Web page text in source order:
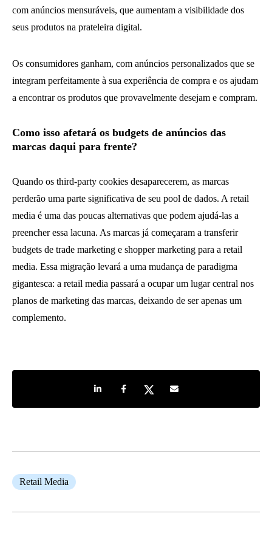
com anúncios mensuráveis, que aumentam a visibilidade dos
seus produtos na prateleira digital.
Os consumidores ganham, com anúncios personalizados que se
integram perfeitamente à sua experiência de compra e os ajudam
a encontrar os produtos que provavelmente desejam e compram.
Como isso afetará os budgets de anúncios das
marcas daqui para frente?
Quando os third-party cookies desaparecerem, as marcas
perderão uma parte significativa de seu pool de dados. A retail
media é uma das poucas alternativas que podem ajudá-las a
preencher essa lacuna. As marcas já começaram a transferir
budgets de trade marketing e shopper marketing para a retail
media. Essa migração levará a uma mudança de paradigma
gigantesca: a retail media passará a ocupar um lugar central nos
planos de marketing das marcas, deixando de ser apenas um
complemento.
Share on LinkedIn
Share on Facebook
Share on TwitterShare by e-mail
Retail Media